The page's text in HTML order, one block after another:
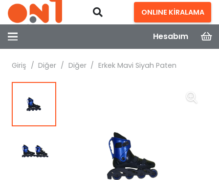
ONLINE KİRALAMA
Hesabım
Giriş / Diğer / Diğer / Erkek Mavi Siyah Paten